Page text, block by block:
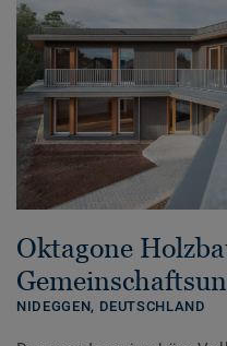
Oktagone
NIDEGGEN, DEUTSCHLAND